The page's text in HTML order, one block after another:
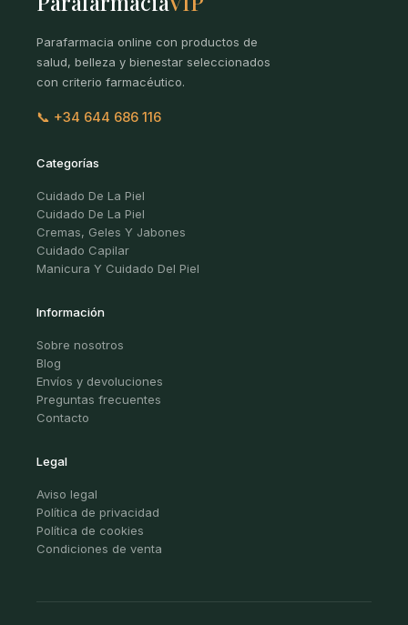
Parafarmacia online con productos de
salud, belleza y bienestar seleccionados
con criterio farmacéutico.
📞 +34 644 686 116
Categorías
Cuidado De La Piel
Cuidado De La Piel
Cremas, Geles Y Jabones
Cuidado Capilar
Manicura Y Cuidado Del Piel
Información
Sobre nosotros
Blog
Envíos y devoluciones
Preguntas frecuentes
Contacto
Legal
Aviso legal
Política de privacidad
Política de cookies
Condiciones de venta